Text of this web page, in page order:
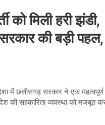
मिली हरी झंडी,
की बड़ी
में छत्तीसगढ़ सरकार ने एक
की सहकारिता व्यवस्था को